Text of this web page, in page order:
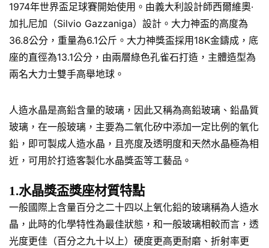
1974年世界盃足球賽開始使用。由義大利設計師西爾維奧·
加扎尼加（Silvio Gazzaniga）設計。大力神盃的高度為
36.8公分，重量為6.1公斤。大力神獎盃採用18K金鑄成，底
座的直徑為13.1公分，由兩層綠色孔雀石打造，主體造型為
兩名大力士雙手高舉地球。
人造水晶是高鉛含量的玻璃，因此又稱為高鉛玻璃、鉛晶質
玻璃，在一般玻璃，主要為二氧化矽中添加一定比例的氧化
鉛，即可製成人造水晶，且亮度及透明度和天然水晶極為相
近，可用於打造客製化水晶獎盃等工藝品。
1.水晶獎盃獎座材質特點
一般國際上含量百分之二十四以上氧化鉛的玻璃稱為人造水
晶，此時的化學特性為最佳狀態，和一般玻璃相較而言，透
光度更佳（百分之九十以上）硬度更高更耐磨、折射率更